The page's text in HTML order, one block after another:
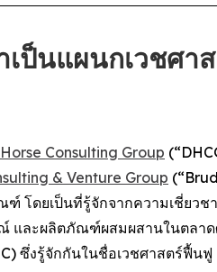
ป็นแผนกเวชศ
Consulting Group
& Venture Group
โดยเป็นที่รู้จักจากความเชี่ย
ละผลิตภัณฑ์ผสมผสานในตลาด
ซึ่งรู้จักกันในชื่อเวชศาสตร์ฟื้นฟู